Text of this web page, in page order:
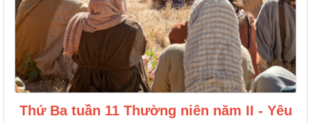
Thứ Ba tuần 11 Thường niên năm II - Yêu